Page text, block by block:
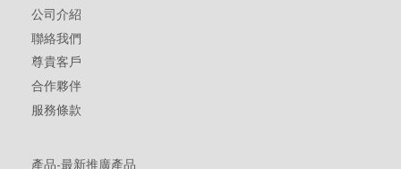
公司介紹
聯絡我們
尊貴客戶
合作夥伴
服務條款
產品-最新推廣產品